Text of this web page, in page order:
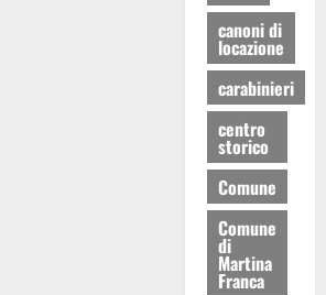
canoni di
locazione
carabinieri
centro
storico
Comune
Comune
di
Martina
Franca